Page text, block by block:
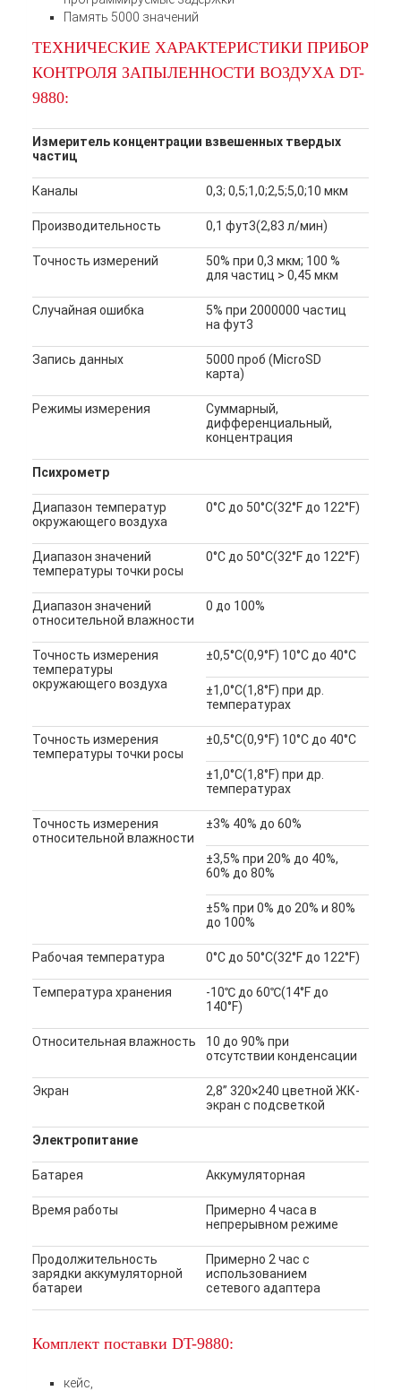
Память 5000 значений
ТЕХНИЧЕСКИЕ ХАРАКТЕРИСТИКИ ПРИБОР
КОНТРОЛЯ ЗАПЫЛЕННОСТИ ВОЗДУХА DT-
9880:
Измеритель концентрации взвешенных твердых
частиц
Каналы 0,3; 0,5;1,0;2,5;5,0;10 мкм
Производительность 0,1 фут3(2,83 л/мин)
Точность измерений
50% при 0,3 мкм; 100 %
для частиц > 0,45 мкм
Случайная ошибка
5% при 2000000 частиц
на фут3
Запись данных
5000 проб (MicroSD
карта)
Режимы измерения
Суммарный,
дифференциальный,
концентрация
Психрометр
Диапазон температур
окружающего воздуха
0°C до 50°C(32°F до 122°F)
Диапазон значений
температуры точки росы
0°C до 50°C(32°F до 122°F)
Диапазон значений
относительной влажности
0 до 100%
Точность измерения
температуры
окружающего воздуха
±0,5°C(0,9°F) 10°C до 40°C
±1,0°C(1,8°F) при др.
температурах
Точность измерения
температуры точки росы
±0,5°C(0,9°F) 10°C до 40°C
±1,0°C(1,8°F) при др.
температурах
Точность измерения
относительной влажности
±3% 40% до 60%
±3,5% при 20% до 40%,
60% до 80%
±5% при 0% до 20% и 80%
до 100%
Рабочая температура 0°C до 50°C(32°F до 122°F)
Температура хранения
-10℃ до 60℃(14°F до
140°F)
Относительная влажность
10 до 90% при
отсутствии конденсации
Экран
2,8” 320×240 цветной ЖК-
экран с подсветкой
Электропитание
Батарея Аккумуляторная
Время работы
Примерно 4 часа в
непрерывном режиме
Продолжительность
зарядки аккумуляторной
батареи
Примерно 2 час с
использованием
сетевого адаптера
Комплект поставки DT-9880:
кейс,